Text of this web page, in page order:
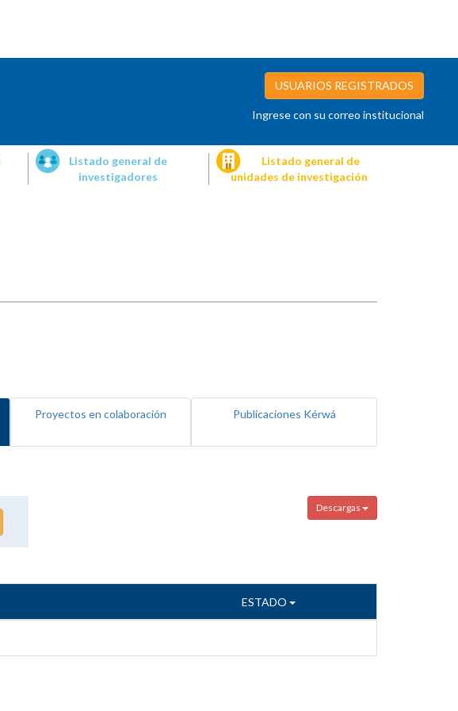
USUARIOS REGISTRADOS
Ingrese con su correo institucional
Listado general de
investigadores
Listado general de
unidades de investigación
Proyectos en colaboración Publicaciones Kérwá
Descargas
ESTADO